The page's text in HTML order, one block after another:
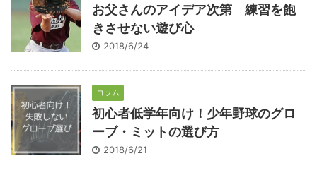
お父さんのアイデア次第 練習を飽
きさせない遊び心
2018/6/24
コラム
初心者低学年向け！少年野球のグロ
ーブ・ミットの選び方
2018/6/21